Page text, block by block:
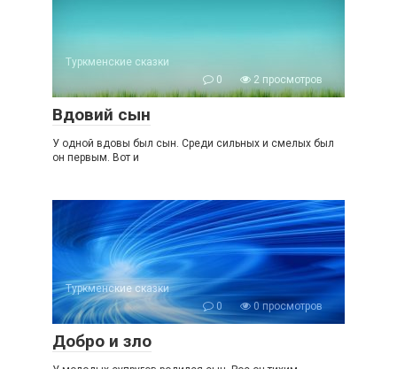
Туркменские сказки
0
2 просмотров
Вдовий сын
У одной вдовы был сын. Среди сильных и смелых был
он первым. Вот и
Туркменские сказки
0
0 просмотров
Добро и зло